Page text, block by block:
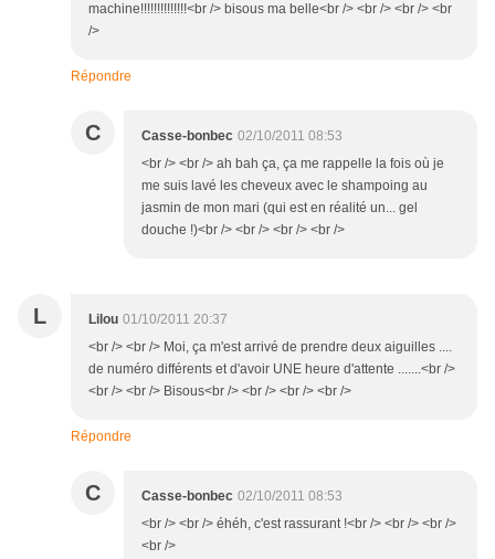
machine!!!!!!!!!!!!!!<br /> bisous ma belle<br /> <br /> <br /> <br
/>
Répondre
C Casse-bonbec 02/10/2011 08:53
<br /> <br /> ah bah ça, ça me rappelle la fois où je
me suis lavé les cheveux avec le shampoing au
jasmin de mon mari (qui est en réalité un... gel
douche !)<br /> <br /> <br /> <br />
L Lilou 01/10/2011 20:37
<br /> <br /> Moi, ça m'est arrivé de prendre deux aiguilles ....
de numéro différents et d'avoir UNE heure d'attente .......<br />
<br /> <br /> Bisous<br /> <br /> <br /> <br />
Répondre
C Casse-bonbec 02/10/2011 08:53
<br /> <br /> éhéh, c'est rassurant !<br /> <br /> <br />
<br />